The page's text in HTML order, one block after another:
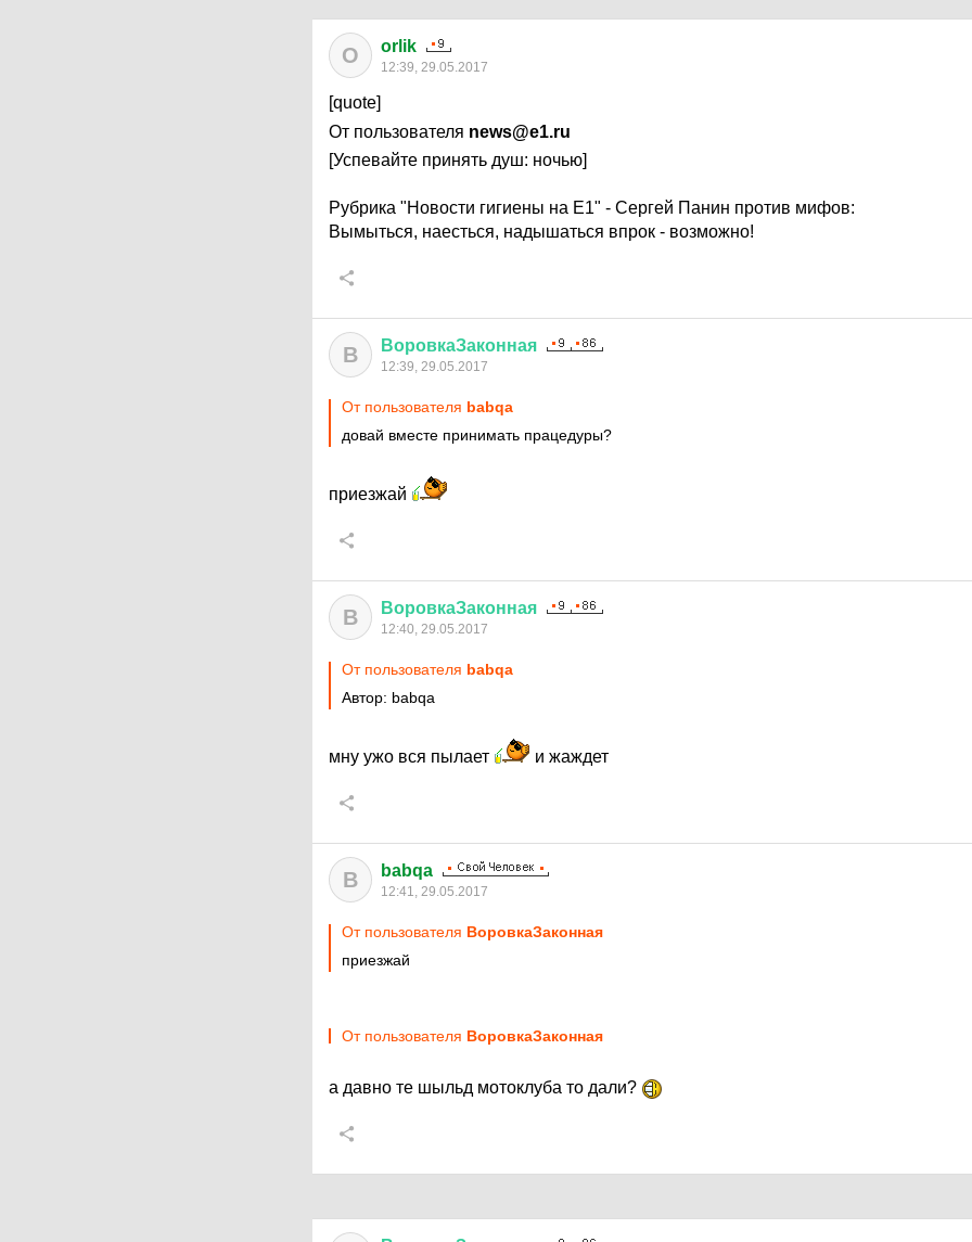
O orlik
12:39, 29.05.2017
[quote]
От пользователя news@e1.ru
[Успевайте принять душ: ночью]
Рубрика "Новости гигиены на E1" - Сергей Панин против мифов:
Вымыться, наесться, надышаться впрок - возможно!
В ВоровкаЗаконная
12:39, 29.05.2017
От пользователя babqa
довай вместе принимать працедуры?
приезжай
В ВоровкаЗаконная
12:40, 29.05.2017
От пользователя babqa
Автор: babqa
мну ужо вся пылает и жаждет
B babqa
12:41, 29.05.2017
От пользователя ВоровкаЗаконная
приезжай
От пользователя ВоровкаЗаконная
а давно те шыльд мотоклуба то дали?